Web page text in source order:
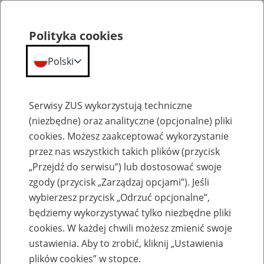
Komunikaty
Komunikaty techniczne
Polityka cookies
Polski
Serwisy ZUS wykorzystują techniczne
(niezbędne) oraz analityczne (opcjonalne) pliki
cookies. Możesz zaakceptować wykorzystanie
przez nas wszystkich takich plików (przycisk
„Przejdź do serwisu”) lub dostosować swoje
zgody (przycisk „Zarządzaj opcjami”). Jeśli
wybierzesz przycisk „Odrzuć opcjonalne”,
będziemy wykorzystywać tylko niezbędne pliki
cookies. W każdej chwili możesz zmienić swoje
ustawienia. Aby to zrobić, kliknij „Ustawienia
plików cookies” w stopce.